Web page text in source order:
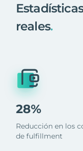
reales.
28%
Reducción en los
de fulfillment